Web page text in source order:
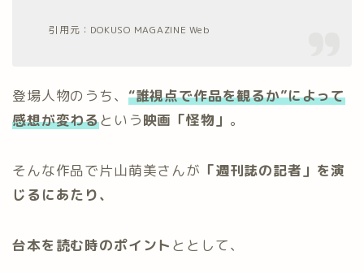
引用元：DOKUSO MAGAZINE Web
登場人物のうち、 “誰視点で作品を観るか”によって
感想が変わるという映画「怪物」 。
そんな作品で片山萌美さんが 「週刊誌の記者」を演
じるにあたり、
台本を読む時のポイント ととして、